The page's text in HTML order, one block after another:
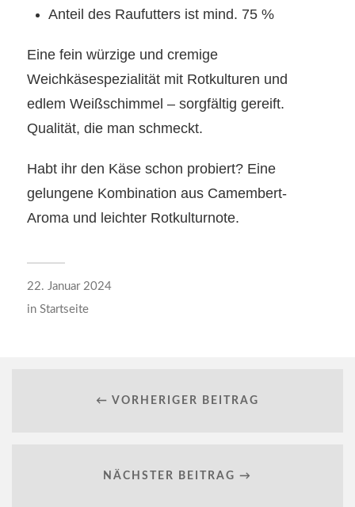
Anteil des Raufutters ist mind. 75 %
Eine fein würzige und cremige
Weichkäsespezialität mit Rotkulturen und
edlem Weißschimmel – sorgfältig gereift.
Qualität, die man schmeckt.
Habt ihr den Käse schon probiert? Eine
gelungene Kombination aus Camembert-
Aroma und leichter Rotkulturnote.
22. Januar 2024
in Startseite
← VORHERIGER BEITRAG
NÄCHSTER BEITRAG →